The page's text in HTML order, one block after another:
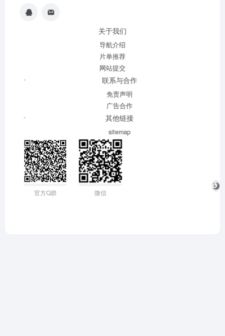
关于我们
导航介绍
片单推荐
网站提交
联系与合作
免责声明
广告合作
其他链接
sitemap
官方Q群 微信